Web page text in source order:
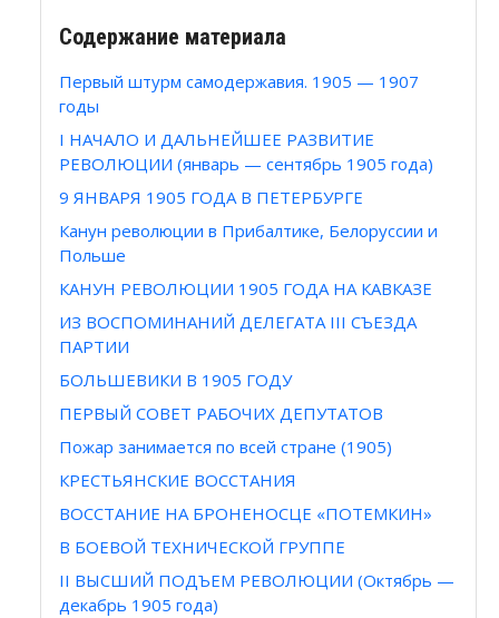
Содержание материала
Первый штурм самодержавия. 1905 — 1907
годы
I НАЧАЛО И ДАЛЬНЕЙШЕЕ РАЗВИТИЕ
РЕВОЛЮЦИИ (январь — сентябрь 1905 года)
9 ЯНВАРЯ 1905 ГОДА В ПЕТЕРБУРГЕ
Канун революции в Прибалтике, Белоруссии и
Польше
КАНУН РЕВОЛЮЦИИ 1905 ГОДА НА КАВКАЗЕ
ИЗ ВОСПОМИНАНИЙ ДЕЛЕГАТА III СЪЕЗДА
ПАРТИИ
БОЛЬШЕВИКИ В 1905 ГОДУ
ПЕРВЫЙ СОВЕТ РАБОЧИХ ДЕПУТАТОВ
Пожар занимается по всей стране (1905)
КРЕСТЬЯНСКИЕ ВОССТАНИЯ
ВОССТАНИЕ НА БРОНЕНОСЦЕ «ПОТЕМКИН»
В БОЕВОЙ ТЕХНИЧЕСКОЙ ГРУППЕ
II ВЫСШИЙ ПОДЪЕМ РЕВОЛЮЦИИ (Октябрь —
декабрь 1905 года)